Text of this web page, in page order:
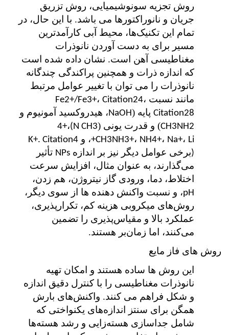
روش تجزیه سونوشیمیایی، روش تزریق
جریان و نانوراکتورها می باشد. با این حال، در
تمام این تکنیک‌ها، محیط آبی کارآمدترین
مسیر برای به دست آوردن نانوذرات
مغناطیسی آهن است. نشان داده شده است
که اندازه ذرات و همچنین پراکندگی چندگانه
نانوذرات را می توان با تغییر عوامل مرتبط
مانند نسبت
Fe2+/Fe3+، Citation24،
Citation28 پایه (NaOH، هیدروکسید آمونیوم و
CH3NH2) و قدرت یونی (N CH3)4+ ،
CH3NH3+، NH4+، Na+، Li+ ، وK+. Citation4
(برخی عوامل دیگر نیز بر اندازهNPs تأثیر
می‌گذارند، به عنوان مثال، افزایش سرعت
اختلاط، دما، ورودی گاز نیتروژن، هم زدن،
pH، و نسبت واکنش دهنده ها از سوی دیگر،
روش‌های میکروبی هزینه کم، تکرارپذیری،
عملکرد بالا و مقیاس‌پذیری را تضمین
می‌کنند، اما زمان‌بر هستند.
روش های فاز مایع
این روش ها ساده هستند و امکان تهیه
نانوذرات مغناطیسی را با کنترل دقیق اندازه
و شکل فراهم می کنند. واکنش‌های بارش
همگن برای سنتز اندازه‌های یکنواختی که
شامل جداسازی هسته‌زایی و رشد هسته‌ها